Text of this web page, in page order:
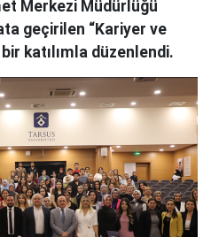
Merkezi Müdürlüğü
geçirilen “Kariyer ve
katılımla düzenlendi.